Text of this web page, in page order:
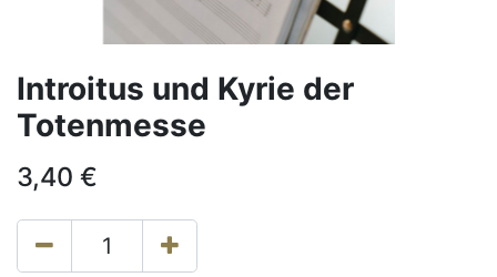
Introitus und Kyrie der
Totenmesse
3,40 €